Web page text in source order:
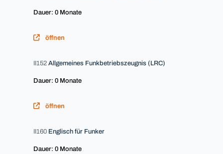
Dauer: 0 Monate
öffnen
II152 Allgemeines Funkbetriebszeugnis (LRC)
Dauer: 0 Monate
öffnen
II160 Englisch für Funker
Dauer: 0 Monate